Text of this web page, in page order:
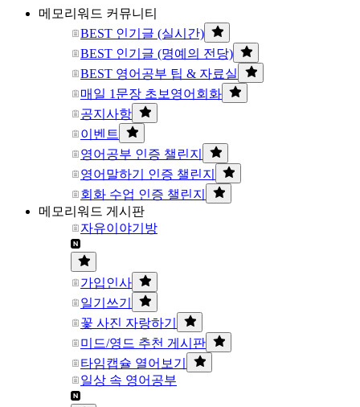
메모리워드 커뮤니티
BEST 인기글 (실시간)
BEST 인기글 (명예의 전당)
BEST 영어공부 팁 & 자료실
매일 1문장 초보영어회화
공지사항
이벤트
영어공부 인증 챌린지
영어말하기 인증 챌린지
회화 수업 인증 챌린지
메모리워드 게시판
자유이야기방
가입인사
일기쓰기
꽃 사진 자랑하기
미드/영드 추천 게시판
타임캡슐 열어보기
일상 속 영어공부